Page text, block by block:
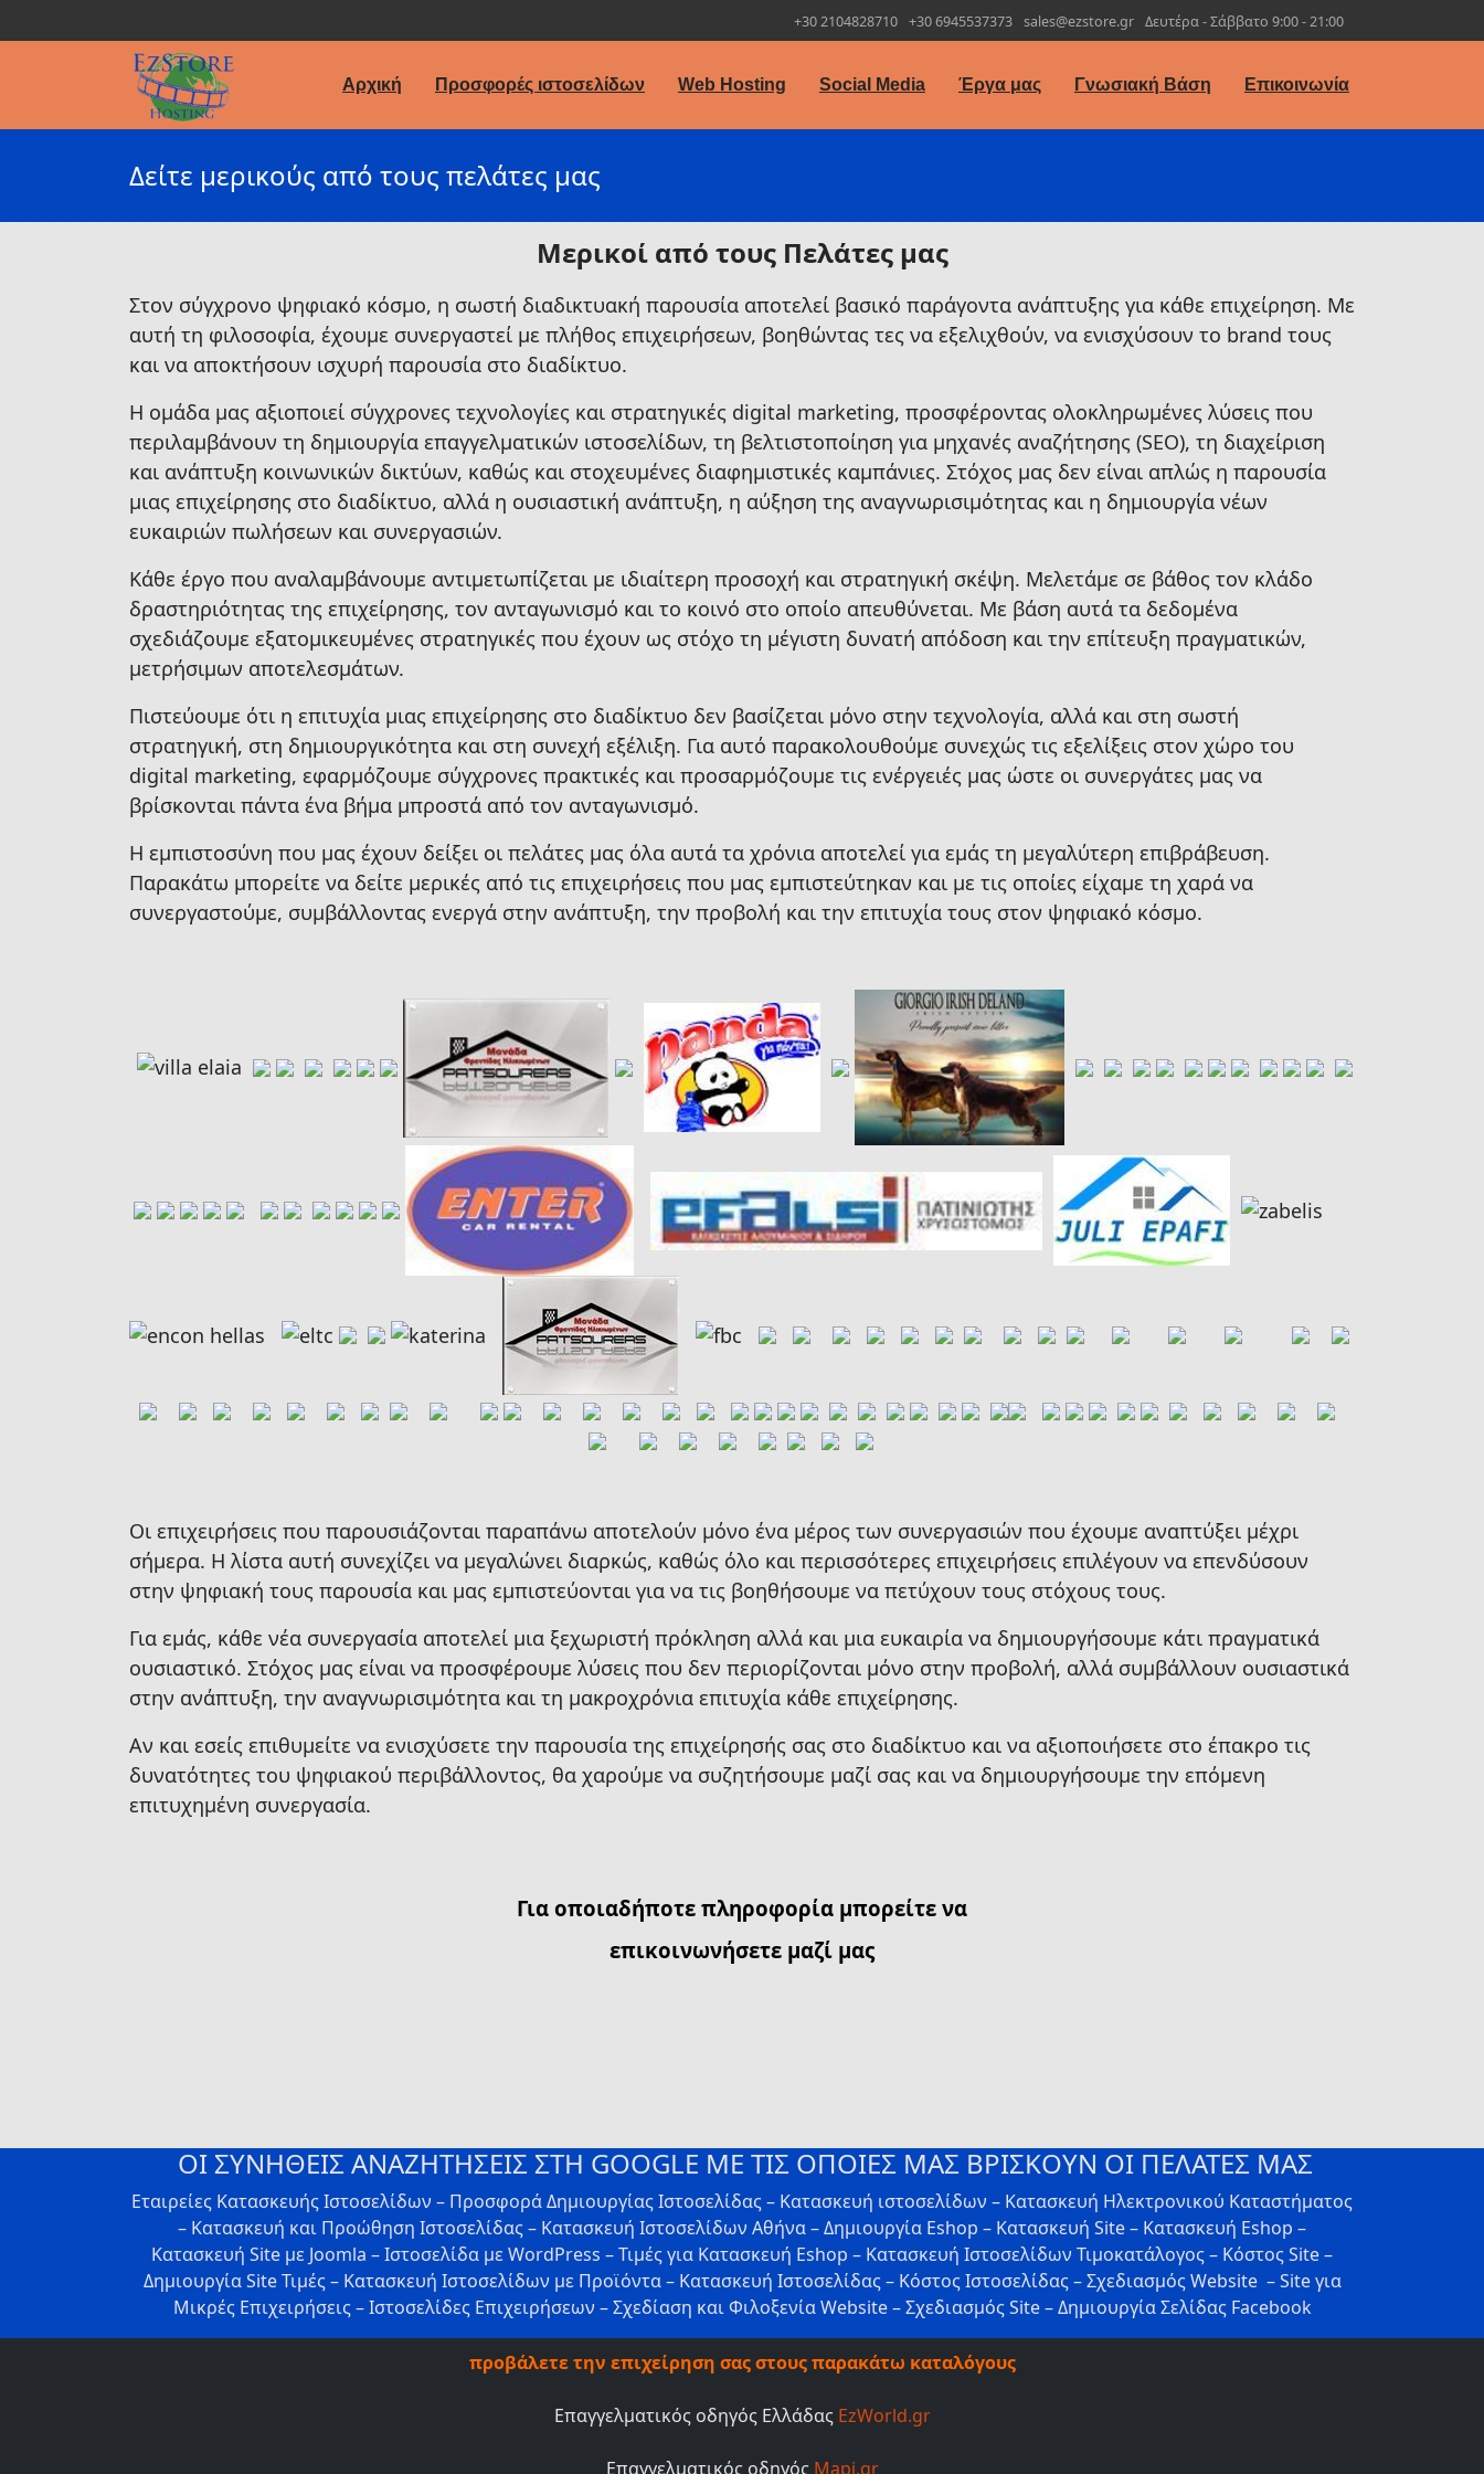
+30 2104828710 +30 6945537373 sales@ezstore.gr Δευτέρα - Σάββατο 9:00 - 21:00
Αρχική Προσφορές ιστοσελίδων Web Hosting Social Media Έργα μας Γνωσιακή Βάση Επικοινωνία
Δείτε μερικούς από τους πελάτες μας
Μερικοί από τους Πελάτες μας
Στον σύγχρονο ψηφιακό κόσμο, η σωστή διαδικτυακή παρουσία αποτελεί βασικό παράγοντα ανάπτυξης για κάθε επιχείρηση. Με
αυτή τη φιλοσοφία, έχουμε συνεργαστεί με πλήθος επιχειρήσεων, βοηθώντας τες να εξελιχθούν, να ενισχύσουν το brand τους
και να αποκτήσουν ισχυρή παρουσία στο διαδίκτυο.
Η ομάδα μας αξιοποιεί σύγχρονες τεχνολογίες και στρατηγικές digital marketing, προσφέροντας ολοκληρωμένες λύσεις που
περιλαμβάνουν τη δημιουργία επαγγελματικών ιστοσελίδων, τη βελτιστοποίηση για μηχανές αναζήτησης (SEO), τη διαχείριση
και ανάπτυξη κοινωνικών δικτύων, καθώς και στοχευμένες διαφημιστικές καμπάνιες. Στόχος μας δεν είναι απλώς η παρουσία
μιας επιχείρησης στο διαδίκτυο, αλλά η ουσιαστική ανάπτυξη, η αύξηση της αναγνωρισιμότητας και η δημιουργία νέων
ευκαιριών πωλήσεων και συνεργασιών.
Κάθε έργο που αναλαμβάνουμε αντιμετωπίζεται με ιδιαίτερη προσοχή και στρατηγική σκέψη. Μελετάμε σε βάθος τον κλάδο
δραστηριότητας της επιχείρησης, τον ανταγωνισμό και το κοινό στο οποίο απευθύνεται. Με βάση αυτά τα δεδομένα
σχεδιάζουμε εξατομικευμένες στρατηγικές που έχουν ως στόχο τη μέγιστη δυνατή απόδοση και την επίτευξη πραγματικών,
μετρήσιμων αποτελεσμάτων.
Πιστεύουμε ότι η επιτυχία μιας επιχείρησης στο διαδίκτυο δεν βασίζεται μόνο στην τεχνολογία, αλλά και στη σωστή
στρατηγική, στη δημιουργικότητα και στη συνεχή εξέλιξη. Για αυτό παρακολουθούμε συνεχώς τις εξελίξεις στον χώρο του
digital marketing, εφαρμόζουμε σύγχρονες πρακτικές και προσαρμόζουμε τις ενέργειές μας ώστε οι συνεργάτες μας να
βρίσκονται πάντα ένα βήμα μπροστά από τον ανταγωνισμό.
Η εμπιστοσύνη που μας έχουν δείξει οι πελάτες μας όλα αυτά τα χρόνια αποτελεί για εμάς τη μεγαλύτερη επιβράβευση.
Παρακάτω μπορείτε να δείτε μερικές από τις επιχειρήσεις που μας εμπιστεύτηκαν και με τις οποίες είχαμε τη χαρά να
συνεργαστούμε, συμβάλλοντας ενεργά στην ανάπτυξη, την προβολή και την επιτυχία τους στον ψηφιακό κόσμο.
Οι επιχειρήσεις που παρουσιάζονται παραπάνω αποτελούν μόνο ένα μέρος των συνεργασιών που έχουμε αναπτύξει μέχρι
σήμερα. Η λίστα αυτή συνεχίζει να μεγαλώνει διαρκώς, καθώς όλο και περισσότερες επιχειρήσεις επιλέγουν να επενδύσουν
στην ψηφιακή τους παρουσία και μας εμπιστεύονται για να τις βοηθήσουμε να πετύχουν τους στόχους τους.
Για εμάς, κάθε νέα συνεργασία αποτελεί μια ξεχωριστή πρόκληση αλλά και μια ευκαιρία να δημιουργήσουμε κάτι πραγματικά
ουσιαστικό. Στόχος μας είναι να προσφέρουμε λύσεις που δεν περιορίζονται μόνο στην προβολή, αλλά συμβάλλουν ουσιαστικά
στην ανάπτυξη, την αναγνωρισιμότητα και τη μακροχρόνια επιτυχία κάθε επιχείρησης.
Αν και εσείς επιθυμείτε να ενισχύσετε την παρουσία της επιχείρησής σας στο διαδίκτυο και να αξιοποιήσετε στο έπακρο τις
δυνατότητες του ψηφιακού περιβάλλοντος, θα χαρούμε να συζητήσουμε μαζί σας και να δημιουργήσουμε την επόμενη
επιτυχημένη συνεργασία.
Για οποιαδήποτε πληροφορία μπορείτε να
επικοινωνήσετε μαζί μας
ΟΙ ΣΥΝΗΘΕΙΣ ΑΝΑΖΗΤΗΣΕΙΣ ΣΤΗ GOOGLE ΜΕ ΤΙΣ ΟΠΟΙΕΣ ΜΑΣ ΒΡΙΣΚΟΥΝ ΟΙ ΠΕΛΑΤΕΣ ΜΑΣ
Εταιρείες Κατασκευής Ιστοσελίδων – Προσφορά Δημιουργίας Ιστοσελίδας – Κατασκευή ιστοσελίδων – Κατασκευή Ηλεκτρονικού Καταστήματος
– Κατασκευή και Προώθηση Ιστοσελίδας – Κατασκευή Iστοσελίδων Αθήνα – Δημιουργία Eshop – Κατασκευή Site – Κατασκευή Eshop –
Κατασκευή Site με Joomla – Ιστοσελίδα με WordPress – Τιμές για Κατασκευή Eshop – Κατασκευή Ιστοσελίδων Τιμοκατάλογος – Κόστος Site –
Δημιουργία Site Τιμές – Κατασκευή Ιστοσελίδων με Προϊόντα – Κατασκευή Ιστοσελίδας – Κόστος Ιστοσελίδας – Σχεδιασμός Website – Site για
Μικρές Επιχειρήσεις – Ιστοσελίδες Επιχειρήσεων – Σχεδίαση και Φιλοξενία Website – Σχεδιασμός Site – Δημιουργία Σελίδας Facebook
προβάλετε την επιχείρηση σας στους παρακάτω καταλόγους
Επαγγελματικός οδηγός Ελλάδας EzWorld.gr
Επαγγελματικός οδηγός Mapi.gr